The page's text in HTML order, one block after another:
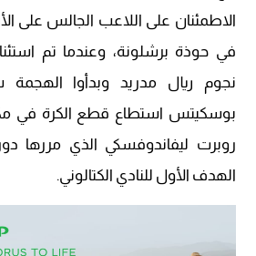
الاطمئنان على اللاعب الجالس على
في حوذة برشلونة، وعندما تم
نجوم ريال مدريد وبدأوا الهجمة
بوسكيتس استطاع قطع الكرة في
روبرت ليفاندوفسكي الذي مررها
الهدف الأول للنادي الكتالوني.